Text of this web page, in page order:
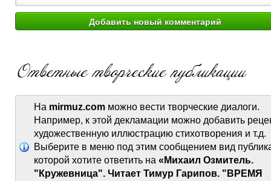
На mirmuz.com можно вести творческие диалоги.
Например, к этой декламации можно добавить
художественную иллюстрацию стихотворения и т.д.
Выберите в меню под этим сообщением вид
которой хотите ответить на «Михаил Озмитель.
"Кружевница". Читает Тимур Гарипов. "ВРЕМЯ